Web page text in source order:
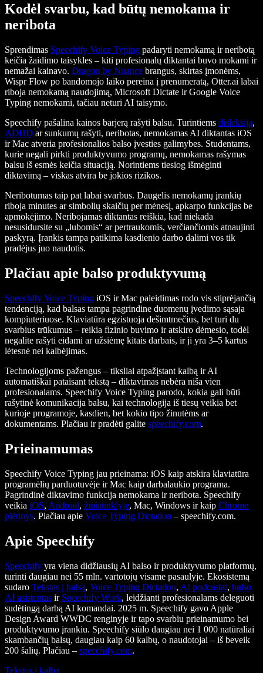
Kodėl svarbu, kad būtų nemokama ir
neribota
Sprendimas Speechify Voice Typing padaryti nemokamą ir neribotą
keičia žaidimo taisykles – kiti profesionalų diktantai buvo mokami ir
nemažai kainavo. Dragon by Nuance brangus, skirtas įmonėms,
Wispr Flow po bandomojo laiko pereina į prenumeratą, Otter.ai labai
riboja nemokamą naudojimą, Microsoft Dictate ir Google Voice
Typing nemokami, tačiau neturi AI taisymo.
Speechify pašalina kainos barjerą rašyti balsu. Turintiems disleksiją,
ADHD ar sunkumų rašyti, neribotas, nemokamas AI diktantas iOS
ir Mac atveria profesionalios balso įvesties galimybes. Studentams,
kurie negali pirkti produktyvumo programų, nemokamas rašymas
balsu iš esmės keičia situaciją. Norintiems tiesiog išmėginti
diktavimą – viskas atvira be jokios rizikos.
Neribotumas taip pat labai svarbus. Daugelis nemokamų įrankių
riboja minutes ar simbolių skaičių per mėnesį, apkarpo funkcijas be
apmokėjimo. Neribojamas diktantas reiškia, kad niekada
nesusidursite su „lubomis“ ar pertraukomis, verčiančiomis atnaujinti
paskyrą. Įrankis tampa patikima kasdienio darbo dalimi vos tik
pradėjus juo naudotis.
Plačiau apie balso produktyvumą
Speechify Voice Typing iOS ir Mac paleidimas rodo vis stiprėjančią
tendenciją, kad balsas tampa pagrindine duomenų įvedimo sąsaja
kompiuteriuose. Klaviatūra egzistuoja dešimtmečius, bet turi du
svarbius trūkumus – reikia fizinio buvimo ir atskiro dėmesio, todėl
negalite rašyti eidami ar užsiėmę kitais darbais, ir ji yra 3–5 kartus
lėtesnė nei kalbėjimas.
Technologijoms pažengus – tiksliai atpažįstant kalbą ir AI
automatiškai pataisant tekstą – diktavimas nebėra niša vien
profesionalams. Speechify Voice Typing parodo, kokia gali būti
rašytinė komunikacija balsu, kai technologija iš tiesų veikia bet
kurioje programoje, kasdien, bet kokio tipo žinutėms ar
dokumentams. Plačiau ir pradėti galite speechify.com.
Prieinamumas
Speechify Voice Typing jau prieinama: iOS kaip atskira klaviatūra
programėlių parduotuvėje ir Mac kaip darbalaukio programa.
Pagrindinė diktavimo funkcija nemokama ir neribota. Speechify
veikia iOS, Android, žiniatinklyje, Mac, Windows ir kaip Chrome
plėtinys. Plačiau apie Voice Typing Dictation – speechify.com.
Apie Speechify
Speechify yra viena didžiausių AI balso ir produktyvumo platformų,
turinti daugiau nei 55 mln. vartotojų visame pasaulyje. Ekosistemą
sudaro Tekstas į balsą, Voice Typing Dictation, AI podcastai, balso
AI asistentas ir Speechify Work, leidžianti profesionalams deleguoti
sudėtingą darbą AI komandai. 2025 m. Speechify gavo Apple
Design Award WWDC renginyje ir tapo svarbiu prieinamumo bei
produktyvumo įrankiu. Speechify siūlo daugiau nei 1 000 natūraliai
skambančių balsų, daugiau kaip 60 kalbų, o naudotojai – iš beveik
200 šalių. Plačiau – speechify.com.
Tekstas į kalbą